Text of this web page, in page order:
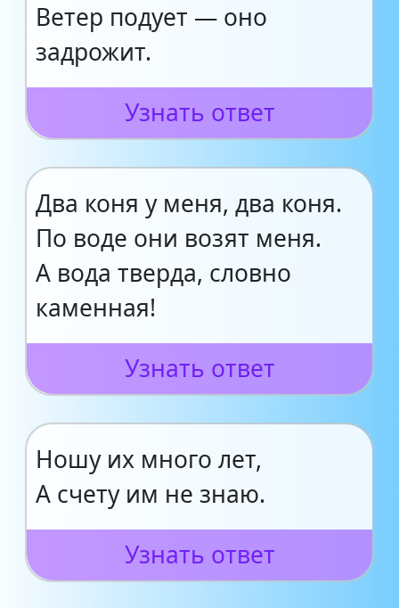
Ветер подует — оно
задрожит.
Узнать ответ
Два коня у меня, два коня.
По воде они возят меня.
А вода тверда, словно
каменная!
Узнать ответ
Ношу их много лет,
А счету им не знаю.
Узнать ответ